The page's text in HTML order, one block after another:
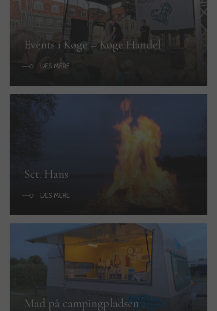
Events i Køge – Køge Handel
LÆS MERE
Sct. Hans
LÆS MERE
Mad på campingpladsen